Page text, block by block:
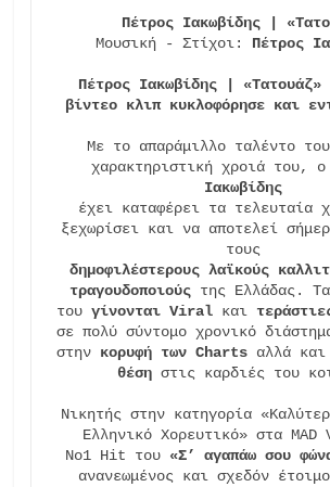
Πέτρος Ιακωβίδης |
Μουσική - Στίχοι: Πέτρος
Πέτρος Ιακωβίδης |
βίντεο κλιπ κυκλοφόρησε και
Με το απαράμιλλο ταλέντο
χαρακτηριστική χροιά του, ο
Ιακωβίδης
έχει καταφέρει τα τελευταία
ξεχωρίσει και να αποτελεί
τους
δημοφιλέστερους λαϊκούς
τραγουδοποιούς της Ελλάδας. Τα
του γίνονται Viral και
σε πολύ σύντομο χρονικό
στην κορυφή των Charts αλλά και
θέση στις καρδιές του
Νικητής στην κατηγορία
Ελληνικό Χορευτικό» στα MAD
No1 Hit του «Σ’ αγαπάω σου
ανανεωμένος και σχεδόν